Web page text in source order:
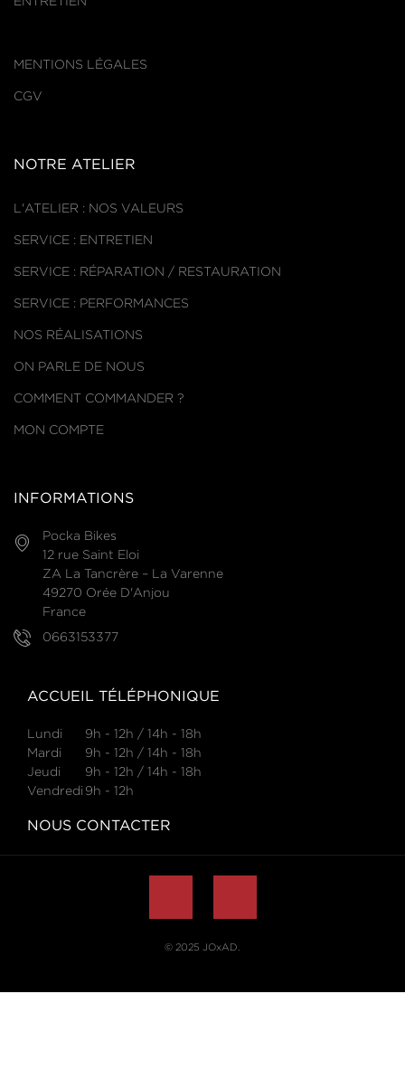
MENTIONS LÉGALES
CGV
NOTRE ATELIER
L'ATELIER : NOS VALEURS
SERVICE : ENTRETIEN
SERVICE : RÉPARATION / RESTAURATION
SERVICE : PERFORMANCES
NOS RÉALISATIONS
ON PARLE DE NOUS
COMMENT COMMANDER ?
MON COMPTE
INFORMATIONS
Pocka Bikes
12 rue Saint Eloi
ZA La Tancrère – La Varenne
49270 Orée D'Anjou
France
0663153377
ACCUEIL TÉLÉPHONIQUE
Lundi
9h - 12h / 14h - 18h
Mardi
9h - 12h / 14h - 18h
Jeudi
9h - 12h / 14h - 18h
Vendredi 9h - 12h
NOUS CONTACTER
© 2025 JOxAD